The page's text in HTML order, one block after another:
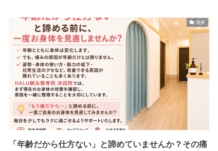
腰痛
「年齢だから仕方ない」と諦めていませんか？その痛